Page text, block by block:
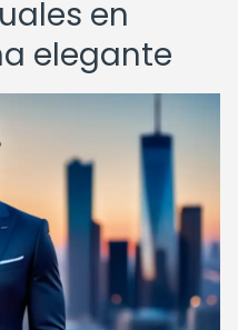
en
elegante